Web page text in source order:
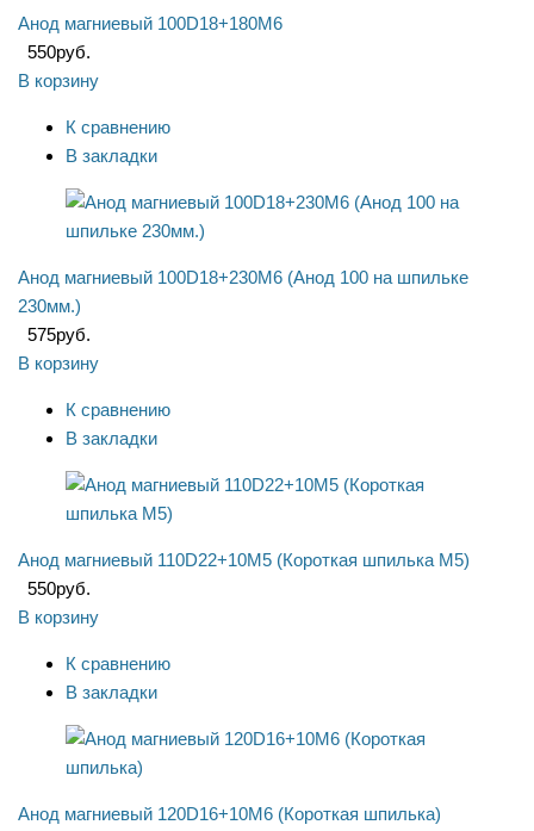
Анод магниевый 100D18+180M6
550руб.
В корзину
К сравнению
В закладки
Анод магниевый 100D18+230M6 (Анод 100 на шпильке
230мм.)
575руб.
В корзину
К сравнению
В закладки
Анод магниевый 110D22+10M5 (Короткая шпилька М5)
550руб.
В корзину
К сравнению
В закладки
Анод магниевый 120D16+10M6 (Короткая шпилька)